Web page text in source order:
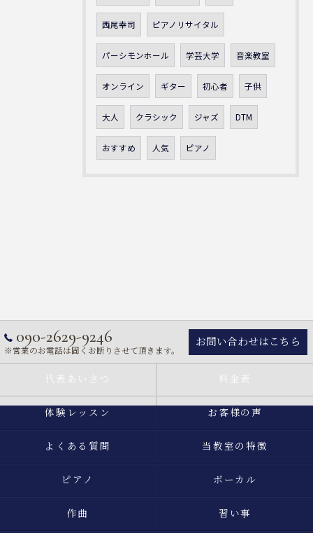
西尾幸司 ピアノリサイタル
パーシモンホール 学芸大学 音楽教室
オンライン ギター 初心者 子供
大人 クラシック ジャズ DTM
おすすめ 人気 ピアノ
090-2629-9246
※営業のお電話は固くお断りさせて頂きます。
お問い合わせはこちら
代表あいさつ 料金表
体験レッスン お客様の声
よくある質問 当教室の特徴
ピアノ ボーカル
作曲 習い事